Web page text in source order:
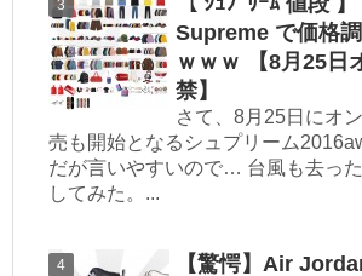
Supreme で価格
ｗｗｗ 【8月25日
禁】
さて、8月25日にオ
売も開始となるシュプリーム
だが言いやすいので… 台風も去っ
してみた。...
【驚愕】Air